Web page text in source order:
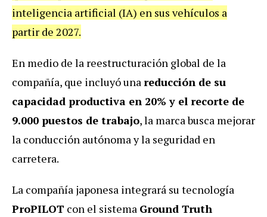
inteligencia artificial (IA) en sus vehículos a
partir de 2027.
En medio de la reestructuración global de la
compañía, que incluyó unareducción de su
capacidad productiva en 20% y el recorte de
9.000 puestos de trabajo, la marca busca mejorar
la conducción autónoma y la seguridad en
carretera.
La compañía japonesa integrará su tecnología
ProPILOT con el sistema Ground Truth